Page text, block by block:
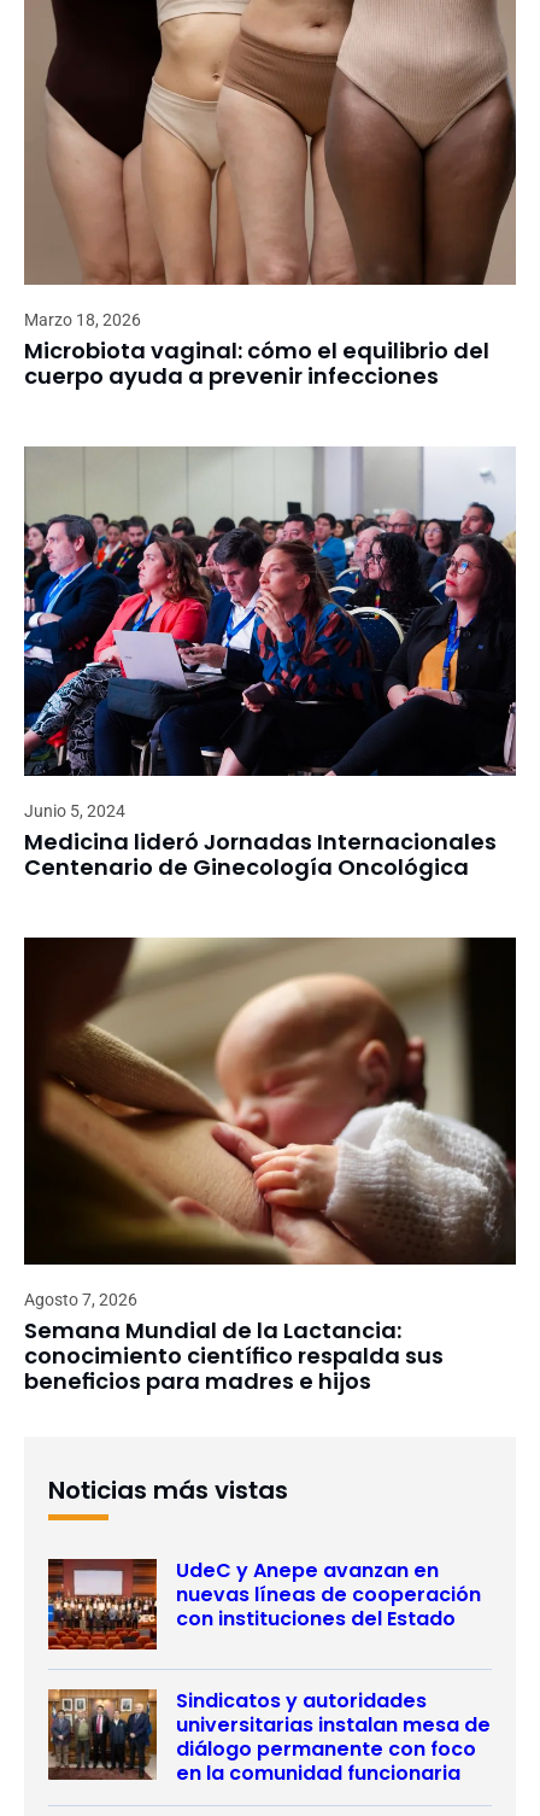
Marzo 18, 2026
Microbiota vaginal: cómo el equilibrio del
cuerpo ayuda a prevenir infecciones
Junio 5, 2024
Medicina lideró Jornadas Internacionales
Centenario de Ginecología Oncológica
Agosto 7, 2026
Semana Mundial de la Lactancia:
conocimiento científico respalda sus
beneficios para madres e hijos
Noticias más vistas
UdeC y Anepe avanzan en
nuevas líneas de cooperación
con instituciones del Estado
Sindicatos y autoridades
universitarias instalan mesa de
diálogo permanente con foco
en la comunidad funcionaria